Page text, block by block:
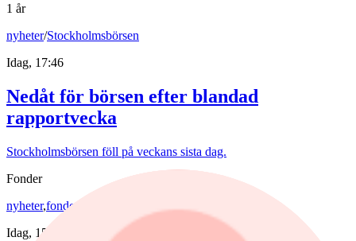
1 år
nyheter/Stockholmsbörsen
Idag, 17:46
Nedåt för börsen efter blandad
rapportvecka
Stockholmsbörsen föll på veckans sista dag.
Fonder
nyheter,fonder
Idag, 15:58